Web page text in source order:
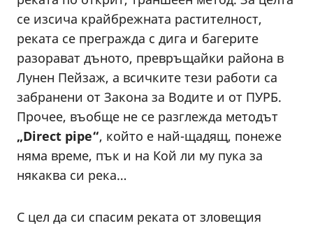
се изсича крайбрежната растителност,
реката се прегражда с дига и багерите
разорават дъното, превръщайки района в
Лунен Пейзаж, а всичките тези работи са
забранени от Закона за Водите и от ПУРБ.
Прочее, въобще не се разглежда методът
„Direct pipe“, който е най-щадящ, понеже
няма време, пък и на Кой ли му пука за
някаква си река…
С цел да си спасим реката от зловещия